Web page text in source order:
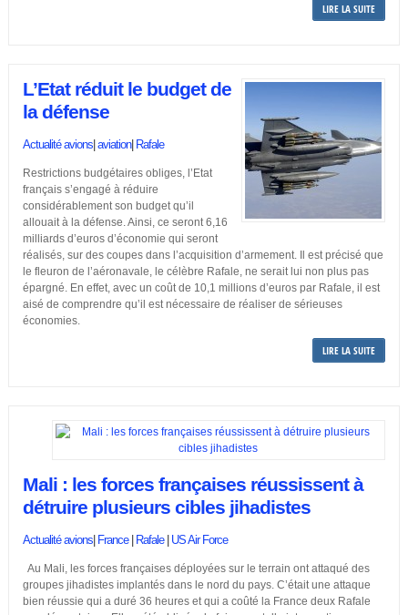
LIRE LA SUITE
L’Etat réduit le budget de
la défense
Actualité avions| aviation| Rafale
Restrictions budgétaires obliges, l’Etat
français s’engagé à réduire
considérablement son budget qu’il
allouait à la défense. Ainsi, ce seront 6,16
milliards d’euros d’économie qui seront
réalisés, sur des coupes dans l’acquisition d’armement. Il est précisé que
le fleuron de l’aéronavale, le célèbre Rafale, ne serait lui non plus pas
épargné. En effet, avec un coût de 10,1 millions d’euros par Rafale, il est
aisé de comprendre qu’il est nécessaire de réaliser de sérieuses
économies.
LIRE LA SUITE
Mali : les forces françaises réussissent à
détruire plusieurs cibles jihadistes
Actualité avions| France| Rafale| US Air Force
Au Mali, les forces françaises déployées sur le terrain ont attaqué des
groupes jihadistes implantés dans le nord du pays. C’était une attaque
bien réussie qui a duré 36 heures et qui a coûté la France deux Rafale